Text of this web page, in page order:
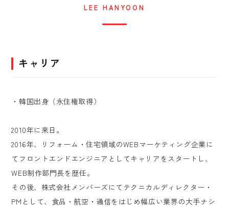
LEE HANYOON
キャリア
・韓国出身（永住権取得）
2010年に来日。
2016年、リフォーム・住宅領域のWEBマーケティング企業に
てフロントエンドエンジニアとしてキャリアをスタートし、
WEB制作部門長を歴任。
その後、株式会社メンバーズにてテクニカルディレクター・
PMとして、食品・航空・通信をはじめ幅広い業界の大手ナシ